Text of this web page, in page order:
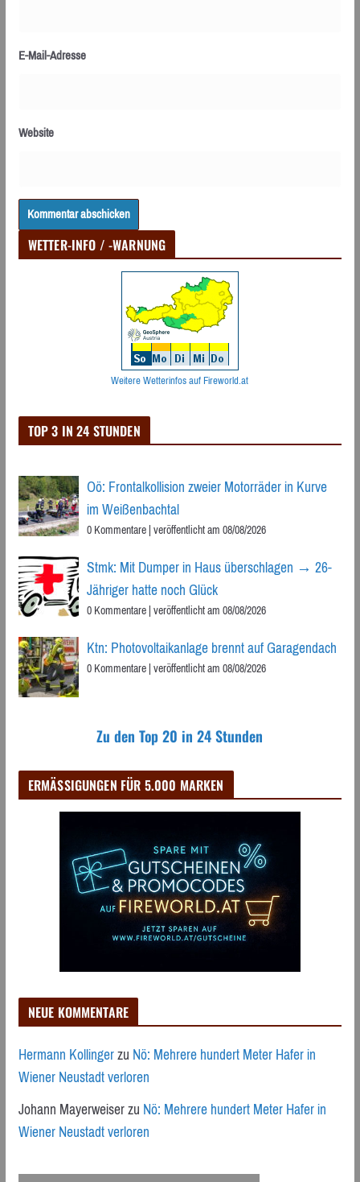
E-Mail-Adresse
Website
WETTER-INFO / -WARNUNG
Weitere Wetterinfos auf Fireworld.at
TOP 3 IN 24 STUNDEN
Oö: Frontalkollision zweier Motorräder in Kurve
im Weißenbachtal
0 Kommentare|veröffentlicht am 08/08/2026
Stmk: Mit Dumper in Haus überschlagen → 26-
Jähriger hatte noch Glück
0 Kommentare|veröffentlicht am 08/08/2026
Ktn: Photovoltaikanlage brennt auf Garagendach
0 Kommentare|veröffentlicht am 08/08/2026
Zu den Top 20 in 24 Stunden
ERMÄSSIGUNGEN FÜR 5.000 MARKEN
NEUE KOMMENTARE
Hermann KollingerzuNö: Mehrere hundert Meter Hafer in
Wiener Neustadt verloren
Johann MayerweiserzuNö: Mehrere hundert Meter Hafer in
Wiener Neustadt verloren